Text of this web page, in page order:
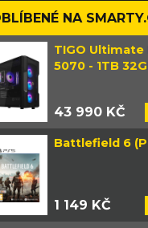
NA
TIGO Ultimate
5070 - 1TB
43 990 KČ
Battlefield 6
1 149 KČ